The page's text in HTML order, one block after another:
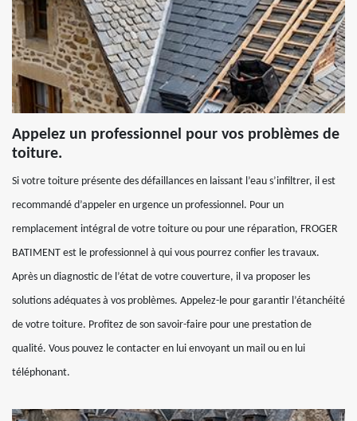
Appelez un professionnel pour vos problèmes de
toiture.
Si votre toiture présente des défaillances en laissant l’eau s’infiltrer, il est
recommandé d’appeler en urgence un professionnel. Pour un
remplacement intégral de votre toiture ou pour une réparation, FROGER
BATIMENT est le professionnel à qui vous pourrez confier les travaux.
Après un diagnostic de l’état de votre couverture, il va proposer les
solutions adéquates à vos problèmes. Appelez-le pour garantir l’étanchéité
de votre toiture. Profitez de son savoir-faire pour une prestation de
qualité. Vous pouvez le contacter en lui envoyant un mail ou en lui
téléphonant.